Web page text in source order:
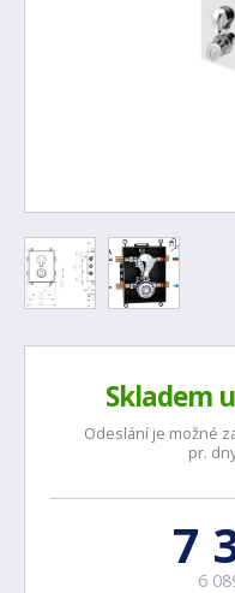
Skladem
Odeslání je možné
pr.
7
6